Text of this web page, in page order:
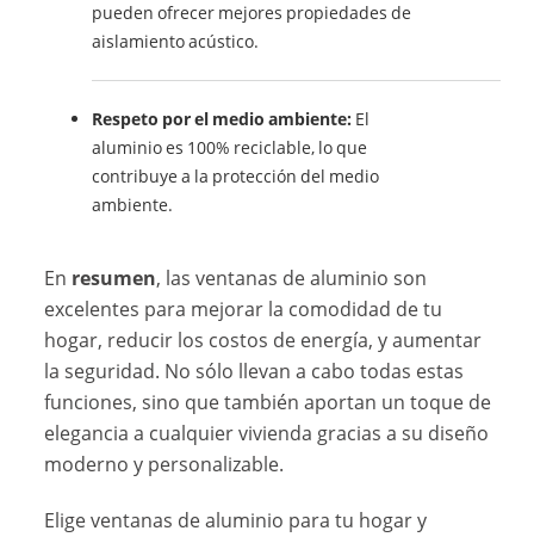
pueden ofrecer mejores propiedades de
aislamiento acústico.
Respeto por el medio ambiente: El
aluminio es 100% reciclable, lo que
contribuye a la protección del medio
ambiente.
En resumen, las ventanas de aluminio son
excelentes para mejorar la comodidad de tu
hogar, reducir los costos de energía, y aumentar
la seguridad. No sólo llevan a cabo todas estas
funciones, sino que también aportan un toque de
elegancia a cualquier vivienda gracias a su diseño
moderno y personalizable.
Elige ventanas de aluminio para tu hogar y